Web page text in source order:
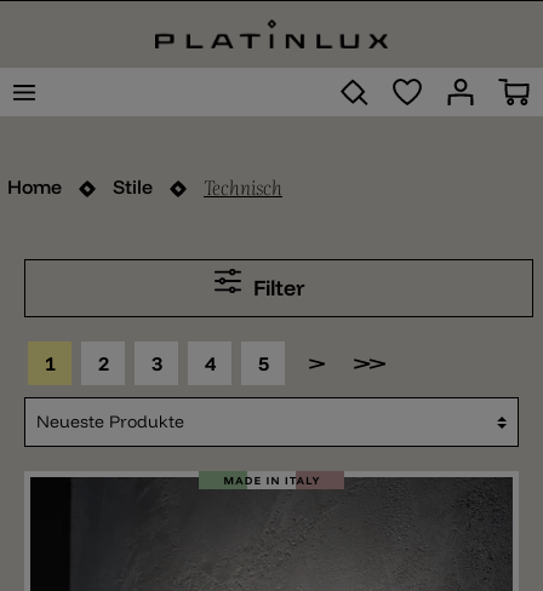
Home Stile Technisch
Filter
1 2 3 4 5